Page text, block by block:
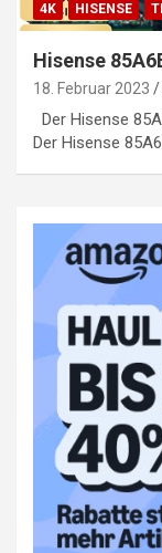
4K HISENSE
Hisense
18. Februar 2023
Der Hisense
Der Hisense